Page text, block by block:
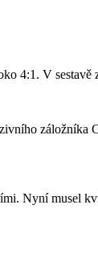
4:1. V
Nyní musel